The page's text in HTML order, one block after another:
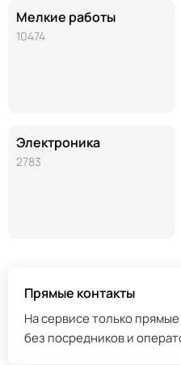
Мелкие работы
10474
Электроника
2783
Прямые контакты
На сервисе только
без посредников и